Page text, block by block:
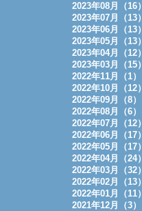
2023年08月（16）
2023年07月（13）
2023年06月（13）
2023年05月（13）
2023年04月（12）
2023年03月（15）
2022年11月（1）
2022年10月（12）
2022年09月（8）
2022年08月（6）
2022年07月（12）
2022年06月（17）
2022年05月（17）
2022年04月（24）
2022年03月（32）
2022年02月（13）
2022年01月（11）
2021年12月（3）